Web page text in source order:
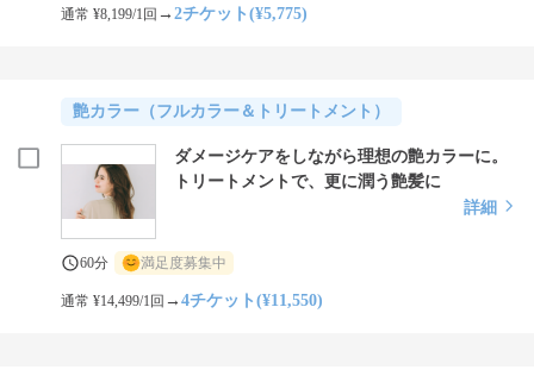
通常 ¥8,199/1回 →2チケット(¥5,775)
艶カラー（フルカラー＆トリートメント）
ダメージケアをしながら理想の艶カラーに。
トリートメントで、更に潤う艶髪に
詳細
60分 満足度募集中
通常 ¥14,499/1回 →4チケット(¥11,550)